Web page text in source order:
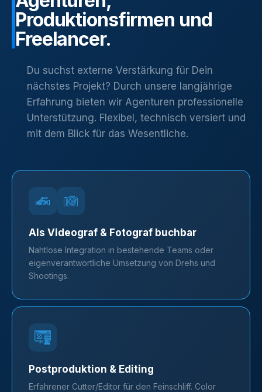
Produktionsfirmen und
Freelancer.
Du suchst externe Verstärkung für Dein
nächstes Projekt? Durch unsere langjährige
Erfahrung bieten wir Agenturen professionelle
Unterstützung. Flexibel, technisch versiert und
mit dem Blick für das Wesentliche.
Als Videograf & Fotograf buchbar
Nahtlose Integration in bestehende Teams oder
eigenverantwortliche Umsetzung von Drehs und
Shootings.
Postproduktion & Editing
Erfahrener Cutter/Editor für den Feinschliff. Color